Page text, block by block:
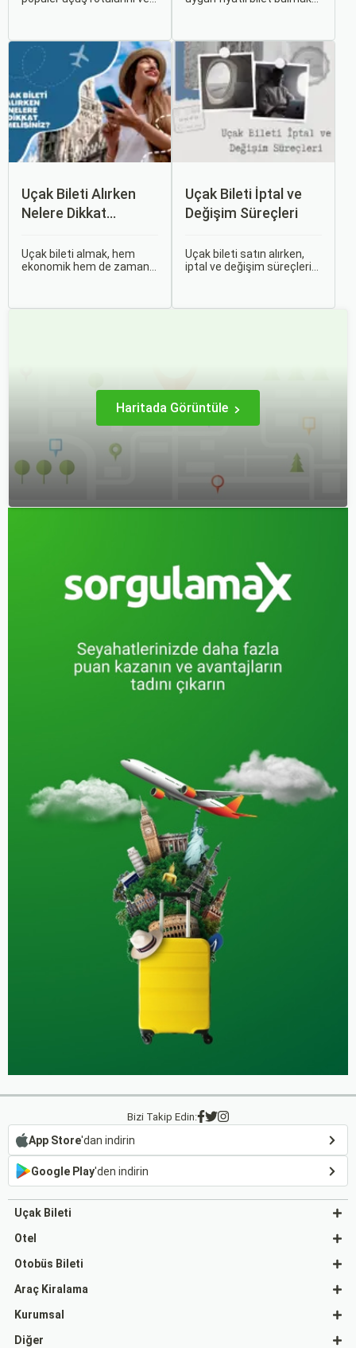
kapsamlı bir konudur. En
popüler rotalar, çeşitli
faktörlere bağlı olarak
değişebilir; bunlar arasında
ekonomik durumlar, turizm
trendleri ve uluslararası
ilişkiler bulunmaktadır.
erken rezervasyon
yapmak, yalnızca
seyahatin maliyetini
azaltmakla kalmaz, aynı
zamanda daha kaliteli bir
seyahat deneyimi
yaşamanızı sağlar.
Uçak Bileti Alırken
Nelere Dikkat
Uçak bileti almak, hem
ekonomik hem de zaman
Uçak Bileti İptal ve
Değişim Süreçleri
Uçak bileti satın alırken,
iptal ve değişim süreçlerini
değineceğiz.
Haritada Görüntüle
Bizi Takip Edin:
App Store'dan indirin
Google Play'den indirin
Uçak Bileti
Otel
Otobüs Bileti
Araç Kiralama
Kurumsal
Diğer